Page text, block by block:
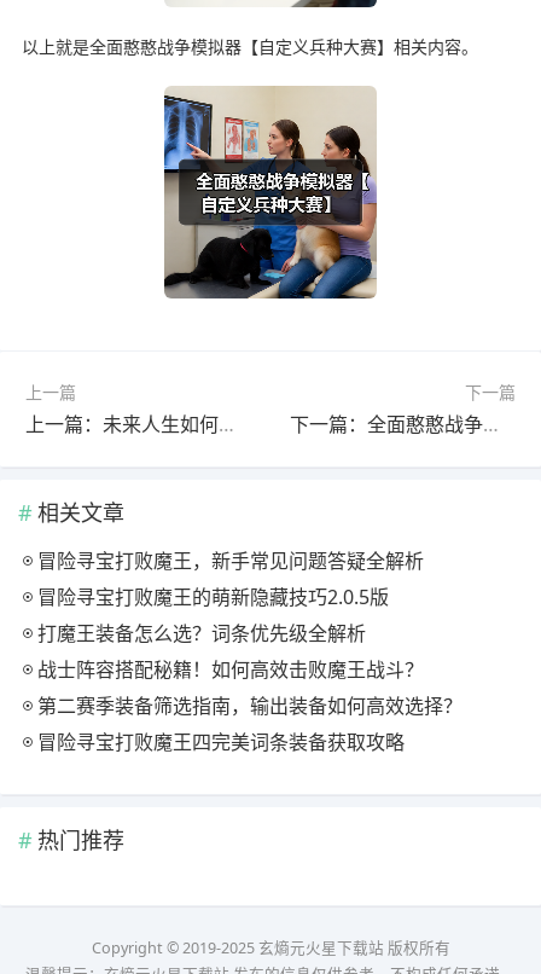
以上就是全面憨憨战争模拟器【自定义兵种大赛】相关内容。
上一篇
上一篇：未来人生如何攻略好友高魅力收藏角色……
下一篇
下一篇：全面憨憨战争模拟器自定义兵种大赛
相关文章
冒险寻宝打败魔王，新手常见问题答疑全解析
冒险寻宝打败魔王的萌新隐藏技巧2.0.5版
打魔王装备怎么选？词条优先级全解析
战士阵容搭配秘籍！如何高效击败魔王战斗？
第二赛季装备筛选指南，输出装备如何高效选择？
冒险寻宝打败魔王四完美词条装备获取攻略
热门推荐
Copyright © 2019-2025 玄熵元火星下载站 版权所有